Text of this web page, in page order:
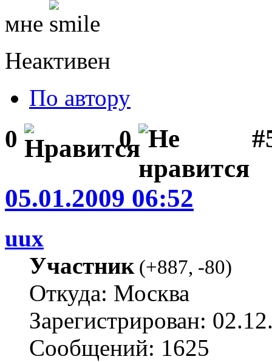
мне
Неактивен
По автору
0 0
05.01.2009 06:52
uux
Участник(+887, -80)
Откуда: Москва
Зарегистрирован:
Сообщений: 1625